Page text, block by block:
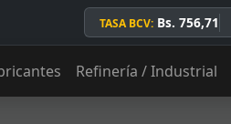
TASA BCV: Bs. 756,71
Refinería / Industrial